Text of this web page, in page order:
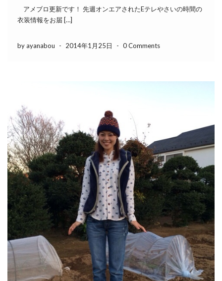
アメブロ更新です！ 先週オンエアされたEテレやさいの時間の
衣装情報をお届 […]
by ayanabou - 2014年1月25日 - 0 Comments